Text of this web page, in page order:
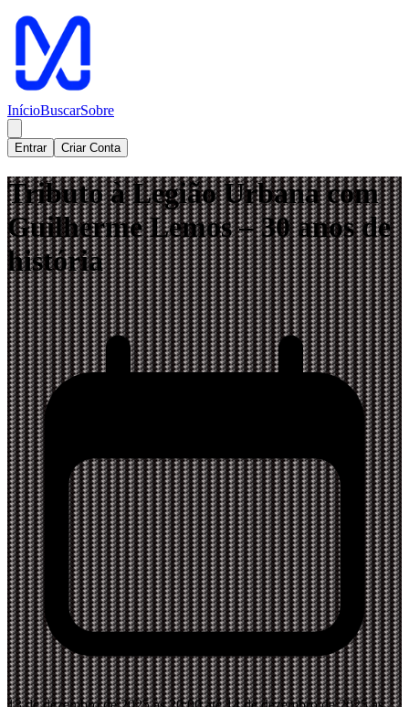
InícioBuscarSobre
Entrar Criar Conta
Tributo à Legião Urbana com
Guilherme Lemos – 30 anos de
história